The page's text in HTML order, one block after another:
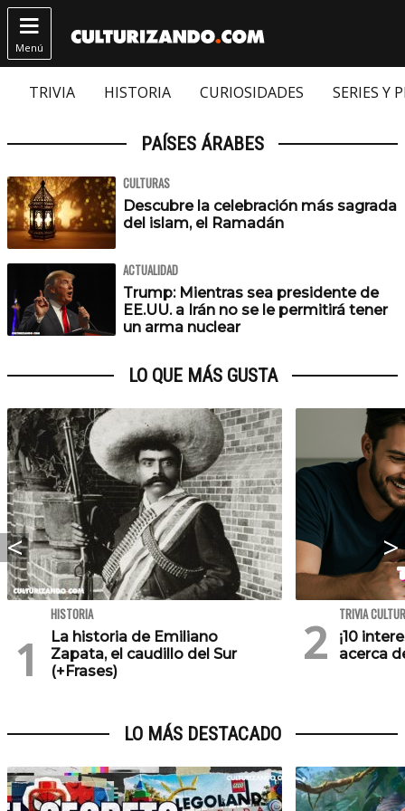

Menú
TRIVIA HISTORIA CURIOSIDADES SERIES Y
PAÍSES ÁRABES
CULTURAS
Descubre la celebración más sagrada
del islam, el Ramadán
ACTUALIDAD
Trump: Mientras sea presidente de
EE.UU. a Irán no se le permitirá tener
un arma nuclear
LO QUE MÁS GUSTA
HISTORIA
La historia de Emiliano
Zapata, el caudillo del Sur
(+Frases)
TRIVIA
¡10
acerca
LO MÁS DESTACADO